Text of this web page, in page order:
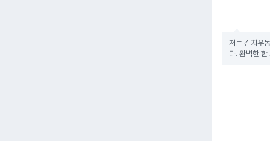
저는 김치우
다. 완벽한